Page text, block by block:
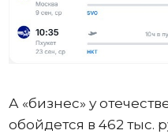
А «бизнес» у
обойдется в 462 тыс.